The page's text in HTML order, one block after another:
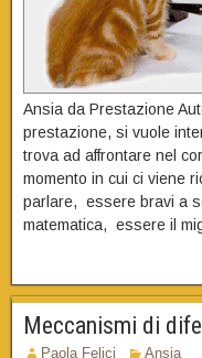
Ansia da Prestazione
prestazione, si vuole
trova ad affrontare nel
momento in cui ci viene
parlare, essere bravi a
matematica, essere il
Meccanismi di
Paola Felici Ansia